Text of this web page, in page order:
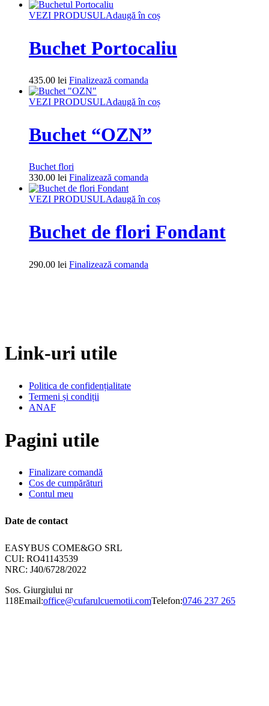
VEZI PRODUSULAdaugă în coș
Buchet Portocaliu
435.00 lei Finalizează comanda
VEZI PRODUSULAdaugă în coș
Buchet “OZN”
Buchet flori
330.00 lei Finalizează comanda
VEZI PRODUSULAdaugă în coș
Buchet de flori Fondant
290.00 lei Finalizează comanda
Link-uri utile
Politica de confidențialitate
Termeni și condiții
ANAF
Pagini utile
Finalizare comandă
Cos de cumpărături
Contul meu
Date de contact
EASYBUS COME&GO SRL
CUI: RO41143539
NRC: J40/6728/2022
Sos. Giurgiului nr
118Email:office@cufarulcuemotii.comTelefon:0746 237 265